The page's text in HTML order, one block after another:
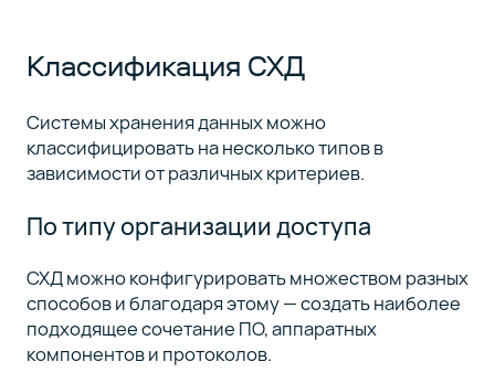
Классификация СХД
Системы хранения данных можно
классифицировать на несколько типов в
зависимости от различных критериев.
По типу организации доступа
СХД можно конфигурировать множеством разных
способов и благодаря этому — создать наиболее
подходящее сочетание ПО, аппаратных
компонентов и протоколов.